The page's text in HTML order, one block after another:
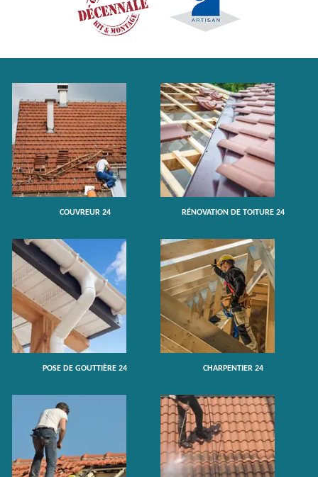
COUVREUR 24 RÉNOVATION DE TOITURE 24
POSE DE GOUTTIÈRE 24 CHARPENTIER 24